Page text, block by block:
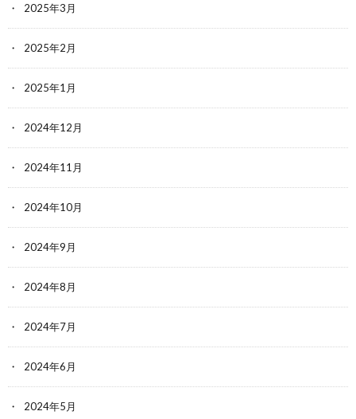
2025年3月
2025年2月
2025年1月
2024年12月
2024年11月
2024年10月
2024年9月
2024年8月
2024年7月
2024年6月
2024年5月